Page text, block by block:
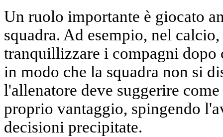
Un ruolo importante è giocato
squadra. Ad esempio, nel
tranquillizzare i compagni dopo
in modo che la squadra non si
l'allenatore deve suggerire
proprio vantaggio, spingendo
decisioni precipitate.